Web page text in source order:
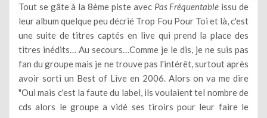
Tout se gâte à la 8ème piste avec Pas Fréquentable issu de
leur album quelque peu décrié Trop Fou Pour Toi et là, c'est
une suite de titres captés en live qui prend la place des
titres inédits… Au secours…Comme je le dis, je ne suis pas
fan du groupe mais je ne trouve pas l'intérêt, surtout après
avoir sorti un Best of Live en 2006. Alors on va me dire
"Oui mais c'est la faute du label, ils voulaient tel nombre de
cds alors le groupe a vidé ses tiroirs pour leur faire le